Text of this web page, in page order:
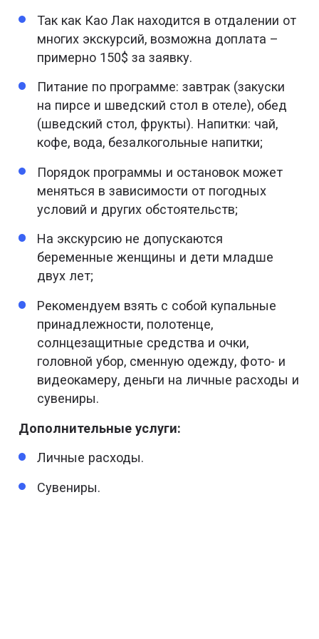
14:30 – 14:40 — остановка у пещеры
Викингов.
14:45 – 16:30 — снорклинг и обзор бухты
Майя Бэй.
17:00 – 17:30 — заселение в отель на острове
Пхи-Пхи Дон.
Пхи-Пхи, где есть множество модных
ресторанов и магазинов, время для отдыха и
баров).
18:00 – 19:30 — ужин в отеле.
19:40 – 22:00 — огненное шоу на пляже.
22:00 – 22:30 — посещение бара, где гости
смогут испытать себя в тайском боксе.
22:30 – 00:00 — ночная жизнь острова.
Вечеринки на пляже.
16:20 – 16:30 — прибытие на пирс
Так как Као Лак находится в отдалении от
многих экскурсий, возможна доплата –
примерно 150$ за заявку.
Питание по программе: завтрак (закуски
на пирсе и шведский стол в отеле), обед
(шведский стол, фрукты). Напитки: чай,
кофе, вода, безалкогольные напитки;
Порядок программы и остановок может
меняться в зависимости от погодных
условий и других обстоятельств;
На экскурсию не допускаются
беременные женщины и дети младше
двух лет;
Рекомендуем взять с собой купальные
принадлежности, полотенце,
солнцезащитные средства и очки,
головной убор, сменную одежду, фото- и
видеокамеру, деньги на личные расходы и
сувениры.
Дополнительные услуги:
Личные расходы.
Сувениры.